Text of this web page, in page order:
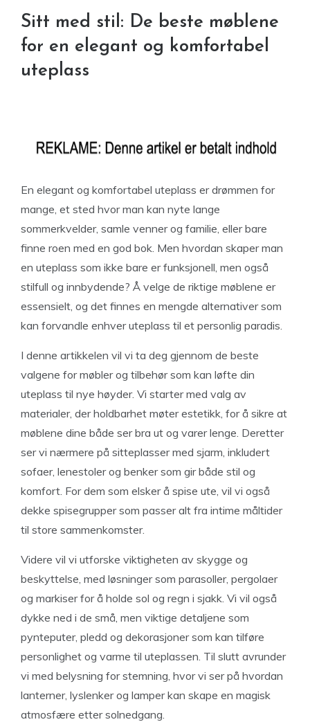
Sitt med stil: De beste møblene
for en elegant og komfortabel
uteplass
En elegant og komfortabel uteplass er drømmen for
mange, et sted hvor man kan nyte lange
sommerkvelder, samle venner og familie, eller bare
finne roen med en god bok. Men hvordan skaper man
en uteplass som ikke bare er funksjonell, men også
stilfull og innbydende? Å velge de riktige møblene er
essensielt, og det finnes en mengde alternativer som
kan forvandle enhver uteplass til et personlig paradis.
I denne artikkelen vil vi ta deg gjennom de beste
valgene for møbler og tilbehør som kan løfte din
uteplass til nye høyder. Vi starter med valg av
materialer, der holdbarhet møter estetikk, for å sikre at
møblene dine både ser bra ut og varer lenge. Deretter
ser vi nærmere på sitteplasser med sjarm, inkludert
sofaer, lenestoler og benker som gir både stil og
komfort. For dem som elsker å spise ute, vil vi også
dekke spisegrupper som passer alt fra intime måltider
til store sammenkomster.
Videre vil vi utforske viktigheten av skygge og
beskyttelse, med løsninger som parasoller, pergolaer
og markiser for å holde sol og regn i sjakk. Vi vil også
dykke ned i de små, men viktige detaljene som
pynteputer, pledd og dekorasjoner som kan tilføre
personlighet og varme til uteplassen. Til slutt avrunder
vi med belysning for stemning, hvor vi ser på hvordan
lanterner, lyslenker og lamper kan skape en magisk
atmosfære etter solnedgang.